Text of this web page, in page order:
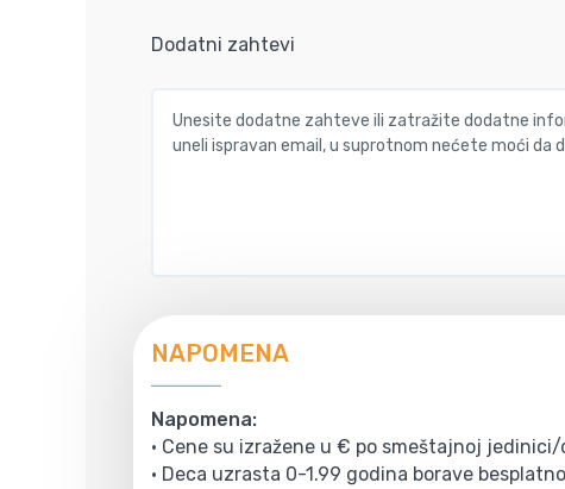
Dodatni zahtevi
NAPOMENA
Napomena:
• Cene su izražene u € po smeštajnoj
• Deca uzrasta 0-1.99 godina borave